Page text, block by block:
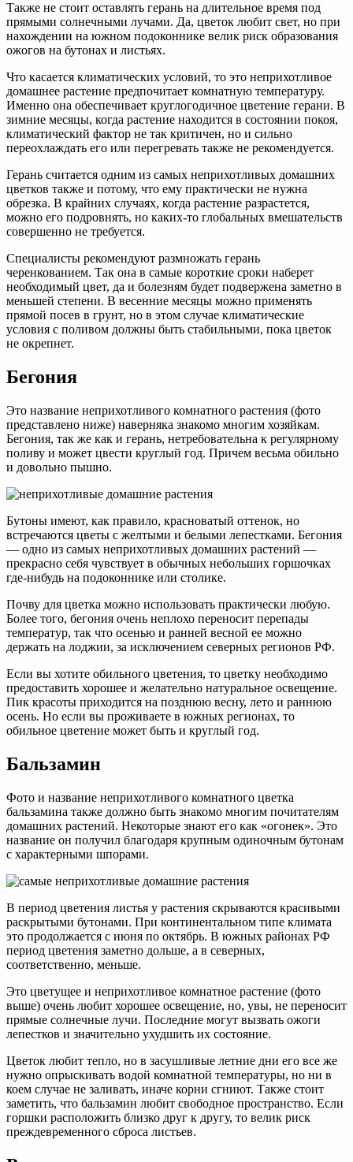
Также не стоит оставлять герань на длительное время под
прямыми солнечными лучами. Да, цветок любит свет, но при
нахождении на южном подоконнике велик риск образования
ожогов на бутонах и листьях.
Что касается климатических условий, то это неприхотливое
домашнее растение предпочитает комнатную температуру.
Именно она обеспечивает круглогодичное цветение герани. В
зимние месяцы, когда растение находится в состоянии покоя,
климатический фактор не так критичен, но и сильно
переохлаждать его или перегревать также не рекомендуется.
Герань считается одним из самых неприхотливых домашних
цветков также и потому, что ему практически не нужна
обрезка. В крайних случаях, когда растение разрастется,
можно его подровнять, но каких-то глобальных вмешательств
совершенно не требуется.
Специалисты рекомендуют размножать герань
черенкованием. Так она в самые короткие сроки наберет
необходимый цвет, да и болезням будет подвержена заметно в
меньшей степени. В весенние месяцы можно применять
прямой посев в грунт, но в этом случае климатические
условия с поливом должны быть стабильными, пока цветок
не окрепнет.
Бегония
Это название неприхотливого комнатного растения (фото
представлено ниже) наверняка знакомо многим хозяйкам.
Бегония, так же как и герань, нетребовательна к регулярному
поливу и может цвести круглый год. Причем весьма обильно
и довольно пышно.
Бутоны имеют, как правило, красноватый оттенок, но
встречаются цветы с желтыми и белыми лепестками. Бегония
— одно из самых неприхотливых домашних растений —
прекрасно себя чувствует в обычных небольших горшочках
где-нибудь на подоконнике или столике.
Почву для цветка можно использовать практически любую.
Более того, бегония очень неплохо переносит перепады
температур, так что осенью и ранней весной ее можно
держать на лоджии, за исключением северных регионов РФ.
Если вы хотите обильного цветения, то цветку необходимо
предоставить хорошее и желательно натуральное освещение.
Пик красоты приходится на позднюю весну, лето и раннюю
осень. Но если вы проживаете в южных регионах, то
обильное цветение может быть и круглый год.
Бальзамин
Фото и название неприхотливого комнатного цветка
бальзамина также должно быть знакомо многим почитателям
домашних растений. Некоторые знают его как «огонек». Это
название он получил благодаря крупным одиночным бутонам
с характерными шпорами.
В период цветения листья у растения скрываются красивыми
раскрытыми бутонами. При континентальном типе климата
это продолжается с июня по октябрь. В южных районах РФ
период цветения заметно дольше, а в северных,
соответственно, меньше.
Это цветущее и неприхотливое комнатное растение (фото
выше) очень любит хорошее освещение, но, увы, не переносит
прямые солнечные лучи. Последние могут вызвать ожоги
лепестков и значительно ухудшить их состояние.
Цветок любит тепло, но в засушливые летние дни его все же
нужно опрыскивать водой комнатной температуры, но ни в
коем случае не заливать, иначе корни сгниют. Также стоит
заметить, что бальзамин любит свободное пространство. Если
горшки расположить близко друг к другу, то велик риск
преждевременного сброса листьев.